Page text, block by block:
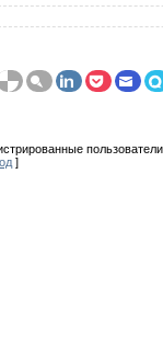
пользователи.
]